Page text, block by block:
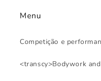
Menu
Competição e
<transcy>Bodywork